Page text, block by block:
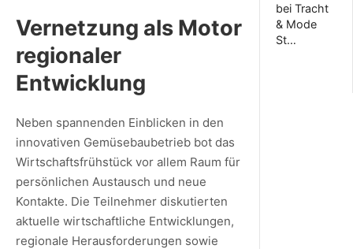
Vernetzung als Motor
regionaler
Entwicklung
Neben spannenden Einblicken in den
innovativen Gemüsebaubetrieb bot das
Wirtschaftsfrühstück vor allem Raum für
persönlichen Austausch und neue
Kontakte. Die Teilnehmer diskutierten
aktuelle wirtschaftliche Entwicklungen,
regionale Herausforderungen sowie
bei Tracht
& Mode
St…